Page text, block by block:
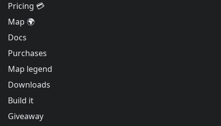
Pricing 💳
Map 🌍
Docs
Purchases
Map legend
Downloads
Build it
Giveaway